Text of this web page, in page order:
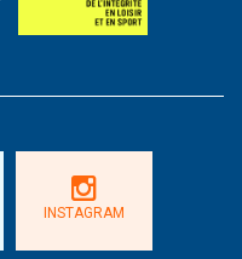
INSTAGRAM